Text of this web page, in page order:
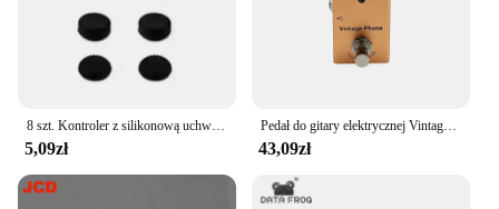
8 szt. Kontroler z silikonową uchwyt na kciuki analogową do Xbox One/S/serii X S/PS5/PS4/przełącznik Pro Gamepad zamiennik
5,09zł
Pedał do gitary elektrycznej Vintage overdrive/US Dream/Classic Chorus/Vintage Phase/Tremolo/Analog Delay/Digital Delay/Ultimate Drive
43,09zł